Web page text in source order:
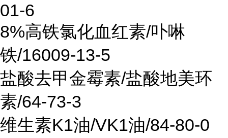
01-6
8%高铁氯化血红素/卟啉
铁/16009-13-5
盐酸去甲金霉素/盐酸地美环
素/64-73-3
维生素K1油/VK1油/84-80-0